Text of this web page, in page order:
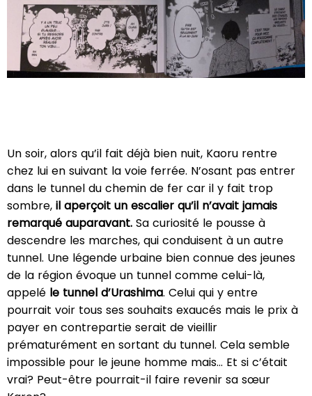
Un soir, alors qu’il fait déjà bien nuit, Kaoru rentre
chez lui en suivant la voie ferrée. N’osant pas entrer
dans le tunnel du chemin de fer car il y fait trop
sombre, il aperçoit un escalier qu’il n’avait jamais
remarqué auparavant. Sa curiosité le pousse à
descendre les marches, qui conduisent à un autre
tunnel. Une légende urbaine bien connue des jeunes
de la région évoque un tunnel comme celui-là,
appelé le tunnel d’Urashima. Celui qui y entre
pourrait voir tous ses souhaits exaucés mais le prix à
payer en contrepartie serait de vieillir
prématurément en sortant du tunnel. Cela semble
impossible pour le jeune homme mais… Et si c’était
vrai? Peut-être pourrait-il faire revenir sa sœur